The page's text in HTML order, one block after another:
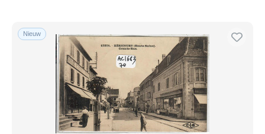
Nieuw